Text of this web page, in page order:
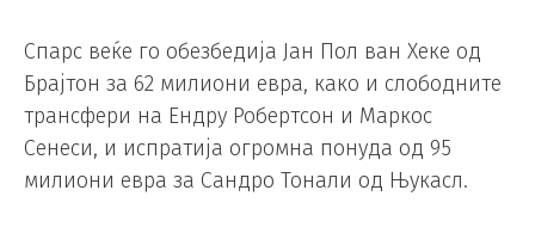
Спарс веќе го обезбедија Јан Пол ван Хеке од
Брајтон за 62 милиони евра, како и слободните
трансфери на Ендру Робертсон и Маркос
Сенеси, и испратија огромна понуда од 95
милиони евра за Сандро Тонали од Њукасл.